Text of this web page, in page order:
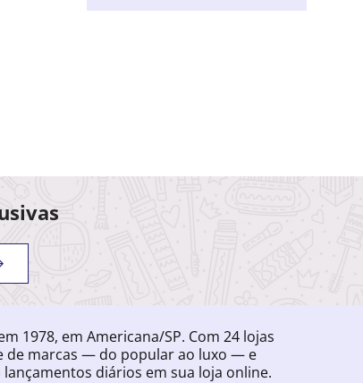
1978, em Americana/SP. Com 24 lojas
de marcas — do popular ao luxo — e
diários em sua loja online.